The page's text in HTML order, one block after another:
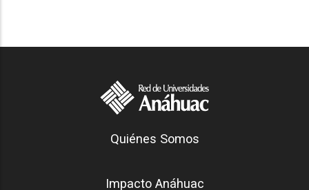
Generación Anáhuac
Quiénes Somos
Impacto Anáhuac